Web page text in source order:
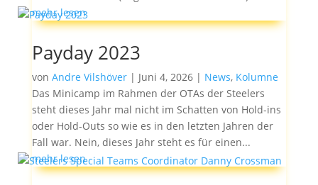
mehr lesen
Payday 2023
von Andre Vilshöver| Juni 4, 2026| News, Kolumne
Das Minicamp im Rahmen der OTAs der Steelers
steht dieses Jahr mal nicht im Schatten von Hold-ins
oder Hold-Outs so wie es in den letzten Jahren der
Fall war. Nein, dieses Jahr steht es für einen...
mehr lesen